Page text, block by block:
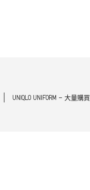
UNIQLO UNIFORM - 大量購買